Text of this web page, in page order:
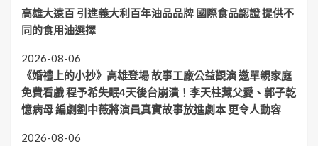
高雄大遠百 引進義大利百年油品品牌 國際食品認證 提供不
同的食用油選擇
2026-08-06
《婚禮上的小抄》高雄登場 故事工廠公益觀演 邀單親家庭
免費看戲 程予希失眠4天後台崩潰！李天柱藏父愛、郭子乾
憶病母 編劇劉中薇將演員真實故事放進劇本 更令人動容
2026-08-06